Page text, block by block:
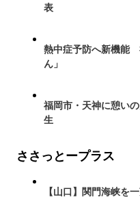
表
熱中症予防へ新機能
ん」
福岡市・天神に憩い
生
ささっとープラス
【山口】関門海峡を